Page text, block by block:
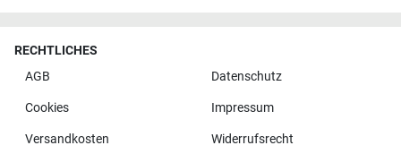
RECHTLICHES
AGB
Datenschutz
Cookies Impressum
Versandkosten Widerrufsrecht